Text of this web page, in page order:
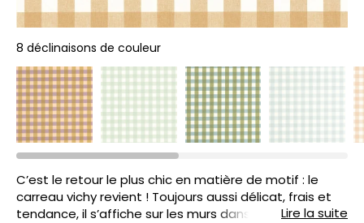
8 déclinaisons de couleur
C’est le retour le plus chic en matière de motif : le
carreau vichy revient ! Toujours aussi délicat, frais et
tendance, il s’affiche sur les murs dans plusieursLire la suite